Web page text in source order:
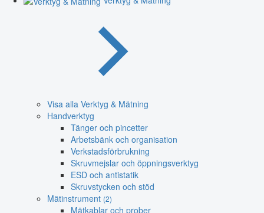
Visa alla Verktyg & Mätning
Handverktyg
Tänger och pincetter
Arbetsbänk och organisation
Verkstadsförbrukning
Skruvmejslar och öppningsverktyg
ESD och antistatik
Skruvstycken och stöd
Mätinstrument (2)
Mätkablar och prober